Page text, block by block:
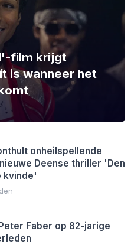
film krijgt
is wanneer het
onheilspellende
Deense thriller 'Den
kvinde'
Faber op 82-jarige